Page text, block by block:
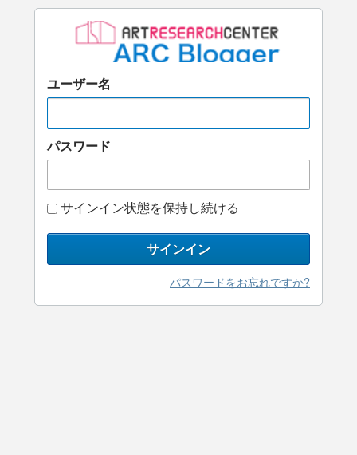
ユーザー名
パスワード
サインイン状態を保持し続ける
サインイン
パスワードをお忘れですか?